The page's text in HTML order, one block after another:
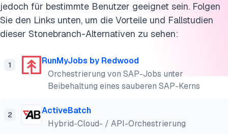
jedoch für bestimmte Benutzer geeignet sein. Folgen
Sie den Links unten, um die Vorteile und Fallstudien
dieser Stonebranch-Alternativen zu sehen:
1
RunMyJobs by Redwood
Orchestrierung von SAP-Jobs unter
Beibehaltung eines sauberen SAP-Kerns
2
ActiveBatch
Hybrid-Cloud- / API-Orchestrierung